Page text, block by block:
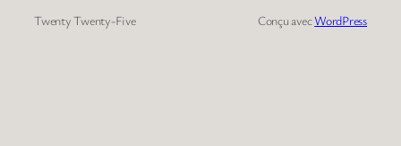
Twenty Twenty-Five Conçu avecWordPress